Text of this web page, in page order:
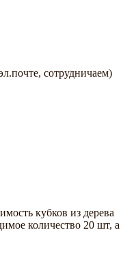
сотрудничаем)
кубков из дерева
количество 20 шт, а